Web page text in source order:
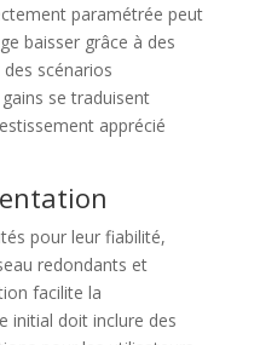
paramétrée peut
baisser grâce à des
scénarios
se traduisent
apprécié
pour leur fiabilité,
redondants et
facilite la
initial doit inclure des